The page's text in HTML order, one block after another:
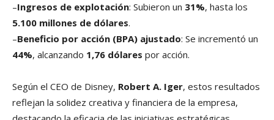
–Ingresos de explotación: Subieron un 31%, hasta los
5.100 millones de dólares.
–Beneficio por acción (BPA) ajustado: Se incrementó un
44%, alcanzando 1,76 dólares por acción.
Según el CEO de Disney, Robert A. Iger, estos resultados
reflejan la solidez creativa y financiera de la empresa,